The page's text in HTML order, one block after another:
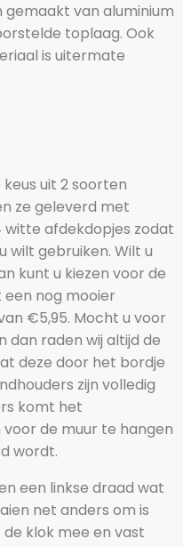
gemaakt van aluminium
toplaag. Ook
is uitermate
uit 2 soorten
ze geleverd met
afdekdopjes zodat
wilt gebruiken. Wilt u
kunt u kiezen voor de
nog mooier
€5,95. Mocht u voor
dan raden wij altijd de
deze door het bordje
zijn volledig
komt het
de muur te hangen
wordt.
een linkse draad wat
net anders om is
klok mee en vast